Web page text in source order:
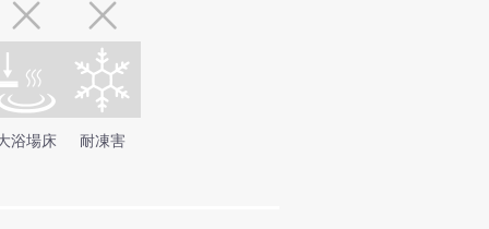
浴場床 耐凍害